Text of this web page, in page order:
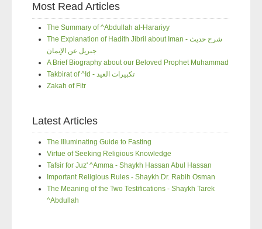
Most Read Articles
The Summary of ^Abdullah al-Harariyy
The Explanation of Hadith Jibril about Iman - شرح حديث
جبريل عن الإيمان
A Brief Biography about our Beloved Prophet Muhammad
Takbirat of ^Id - تكبيرات العيد
Zakah of Fitr
Latest Articles
The Illuminating Guide to Fasting
Virtue of Seeking Religious Knowledge
Tafsir for Juz' ^Amma - Shaykh Hassan Abul Hassan
Important Religious Rules - Shaykh Dr. Rabih Osman
The Meaning of the Two Testifications - Shaykh Tarek
^Abdullah